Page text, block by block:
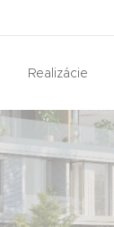
Realizácie